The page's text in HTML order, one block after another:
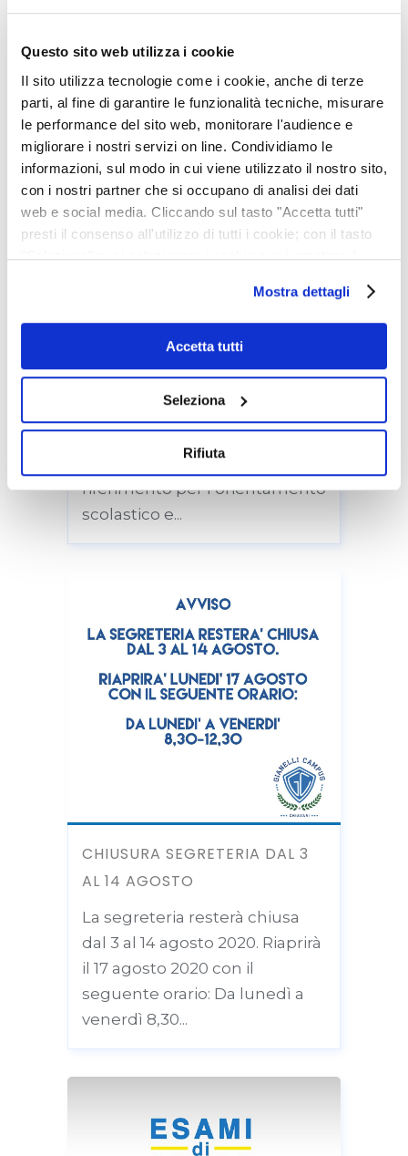
Questo sito web utilizza i cookie
Il sito utilizza tecnologie come i cookie, anche di terze
parti, al fine di garantire le funzionalità tecniche, misurare
le performance del sito web, monitorare l'audience e
migliorare i nostri servizi on line. Condividiamo le
informazioni, sul modo in cui viene utilizzato il nostro sito,
con i nostri partner che si occupano di analisi dei dati
web e social media. Cliccando sul tasto "Accetta tutti"
presti il consenso all'utilizzo di tutti i cookie; con il tasto
"Seleziona" puoi selezionare i cookie a cui prestare il
destra puoi continuare la navigazione solo con l'utilizzo
dei cookie necessari. Per saperne di più ed
eventualmente modificare il tuo consenso, consulta
l'Informativa su
consenso in qualsiasi momento, accedendo al pannello
Mostra Dettagli.
Mostra dettagli
Accetta tutti
Seleziona
Rifiuta
dei nostri Open...
PARTECIPA A “ORIENTAMENTI”,
SALONE PER L’ORIENTAMENTO
SCOLASTICO
Sportivo “A.Gianelli” i giorni 10-
11-12 novembre parteciperà a
“ORIENTAMENTI”, salone di
riferimento per l’orientamento
scolastico e...
CHIUSURA SEGRETERIA DAL 3
AL 14 AGOSTO
La segreteria resterà chiusa
dal 3 al 14 agosto 2020. Riaprirà
il 17 agosto 2020 con il
seguente orario: Da lunedì a
venerdì 8,30...